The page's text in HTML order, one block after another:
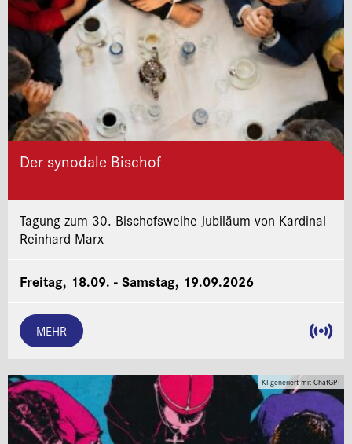
Der synodale Bischof
Tagung zum 30. Bischofsweihe-Jubiläum von Kardinal
Reinhard Marx
Freitag, 18.09. - Samstag, 19.09.2026
MEHR
KI-generiert mit ChatGPT